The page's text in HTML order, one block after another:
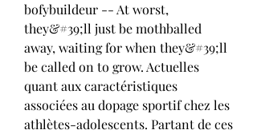
bofybuildeur -- At worst,
they&#39;ll just be mothballed
away, waiting for when they&#39;ll
be called on to grow. Actuelles
quant aux caractéristiques
associées au dopage sportif chez les
athlètes-adolescents. Partant de ces